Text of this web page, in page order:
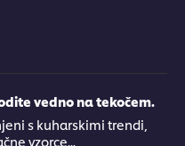
vedno na tekočem.
s kuharskimi trendi,
vzorce...